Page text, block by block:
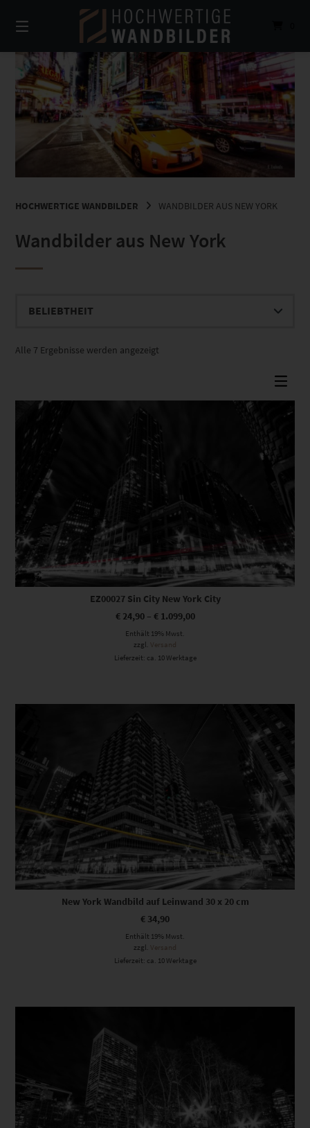
zum
Inhalt
HOCHWERTIGE WANDBILDER WANDBILDER AUS NEW YORK
Wandbilder aus New York
Alle 7 Ergebnisse werden angezeigt
Dieses Produkt weist mehrere Varianten auf. Die Optionen können auf der Produktseite gewählt werden
EZ00027 Sin City New York City
€24,90– €1.099,00
Enthält 19% Mwst.
zzgl. Versand
Lieferzeit: ca. 10 Werktage
New York Wandbild auf Leinwand 30 x 20 cm
€ 34,90
Enthält 19% Mwst.
zzgl. Versand
Lieferzeit: ca. 10 Werktage
Dieses Produkt weist mehrere Varianten auf. Die Optionen können auf der Produktseite gewählt werden